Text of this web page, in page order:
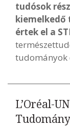
tudósok
kiemelkedő
értek el a
tudományok
L’Oréal-